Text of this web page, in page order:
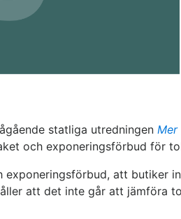
statliga utredningen Mer
och exponeringsförbud för
att butiker
att det inte går att jämföra